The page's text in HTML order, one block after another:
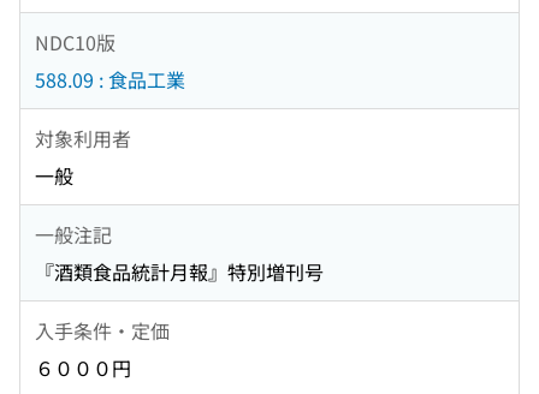
NDC10版
588.09 : 食品工業
対象利用者
一般
一般注記
『酒類食品統計月報』特別増刊号
入手条件・定価
６０００円